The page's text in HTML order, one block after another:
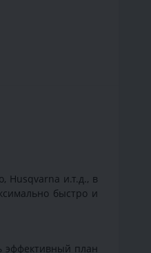
Husqvarna и.т.д., в
быстро и
эффективный план